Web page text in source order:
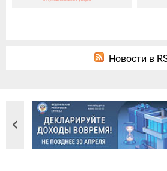
Новости в